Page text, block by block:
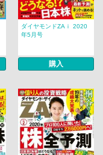
ダイヤモンドZAｉ 2020
年5月号
購入